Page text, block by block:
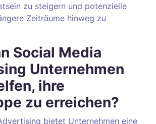
zu steigern und potenzielle
Zeiträume hinweg zu
Social Media
Unternehmen
ihre
zu erreichen?
bietet Unternehmen eine